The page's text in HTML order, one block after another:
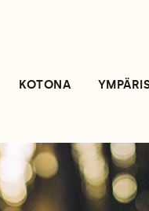
KOTONA